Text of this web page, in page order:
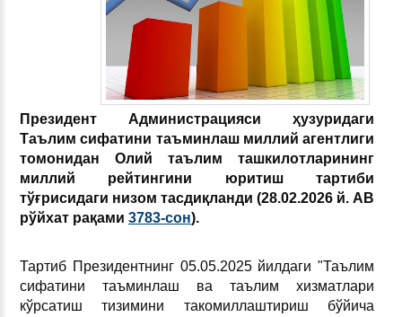
Президент Администрацияси ҳузуридаги
Таълим сифатини таъминлаш миллий агентлиги
томонидан Олий таълим ташкилотларининг
миллий рейтингини юритиш тартиби
тўғрисидаги низом тасдиқланди (28.02.2026 й.АВ
рўйхат рақами 3783-сон).
Тартиб Президентнинг 05.05.2025 йилдаги "Таълим
сифатини таъминлаш ва таълим хизматлари
кўрсатиш тизимини такомиллаштириш бўйича